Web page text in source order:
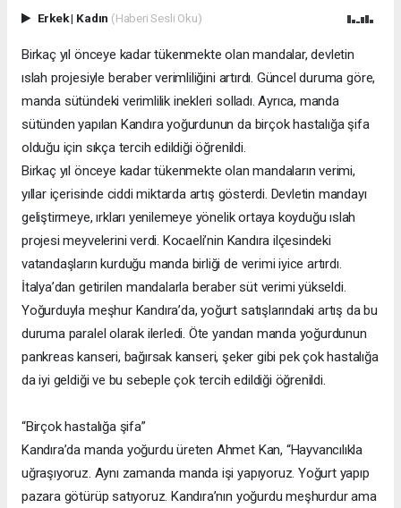
Erkek| Kadın (Haberi Sesli Oku)
Birkaç yıl önceye kadar tükenmekte olan mandalar, devletin
ıslah projesiyle beraber verimliliğini artırdı. Güncel duruma göre,
manda sütündeki verimlilik inekleri solladı. Ayrıca, manda
sütünden yapılan Kandıra yoğurdunun da birçok hastalığa şifa
olduğu için sıkça tercih edildiği öğrenildi.
Birkaç yıl önceye kadar tükenmekte olan mandaların verimi,
yıllar içerisinde ciddi miktarda artış gösterdi. Devletin mandayı
geliştirmeye, ırkları yenilemeye yönelik ortaya koyduğu ıslah
projesi meyvelerini verdi. Kocaeli’nin Kandıra ilçesindeki
vatandaşların kurduğu manda birliği de verimi iyice artırdı.
İtalya’dan getirilen mandalarla beraber süt verimi yükseldi.
Yoğurduyla meşhur Kandıra’da, yoğurt satışlarındaki artış da bu
duruma paralel olarak ilerledi. Öte yandan manda yoğurdunun
pankreas kanseri, bağırsak kanseri, şeker gibi pek çok hastalığa
da iyi geldiği ve bu sebeple çok tercih edildiği öğrenildi.
“Birçok hastalığa şifa”
Kandıra’da manda yoğurdu üreten Ahmet Kan, “Hayvancılıkla
uğraşıyoruz. Aynı zamanda manda işi yapıyoruz. Yoğurt yapıp
pazara götürüp satıyoruz. Kandıra’nın yoğurdu meşhurdur ama